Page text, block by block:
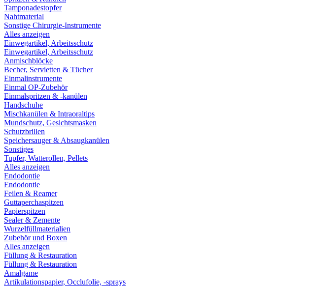
Tamponadestopfer
Nahtmaterial
Sonstige Chirurgie-Instrumente
Alles anzeigen
Einwegartikel, Arbeitsschutz
Einwegartikel, Arbeitsschutz
Anmischblöcke
Becher, Servietten & Tücher
Einmalinstrumente
Einmal OP-Zubehör
Einmalspritzen & -kanülen
Handschuhe
Mischkanülen & Intraoraltips
Mundschutz, Gesichtsmasken
Schutzbrillen
Speichersauger & Absaugkanülen
Sonstiges
Tupfer, Watterollen, Pellets
Alles anzeigen
Endodontie
Endodontie
Feilen & Reamer
Guttaperchaspitzen
Papierspitzen
Sealer & Zemente
Wurzelfüllmaterialien
Zubehör und Boxen
Alles anzeigen
Füllung & Restauration
Füllung & Restauration
Amalgame
Artikulationspapier, Occlufolie, -sprays